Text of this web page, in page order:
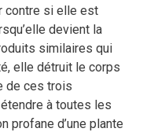
contre si elle est
devient la
similaires qui
elle détruit le corps
de ces trois
à toutes les
profane d’une plante